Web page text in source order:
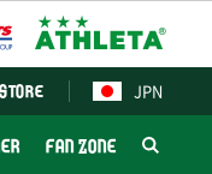
JPN
FAN ZONE